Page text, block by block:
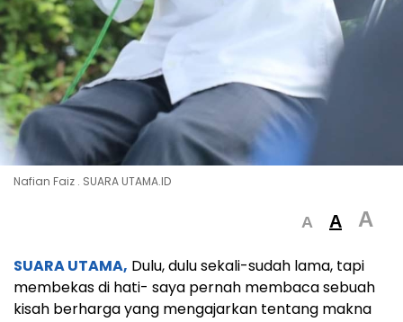
Nafian Faiz . SUARA UTAMA.ID
A A A
SUARA UTAMA, Dulu, dulu sekali-sudah lama, tapi
membekas di hati- saya pernah membaca sebuah
kisah berharga yang mengajarkan tentang makna